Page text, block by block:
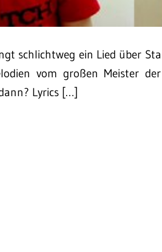
schlichtweg ein Lied über
vom großen Meister
Lyrics […]